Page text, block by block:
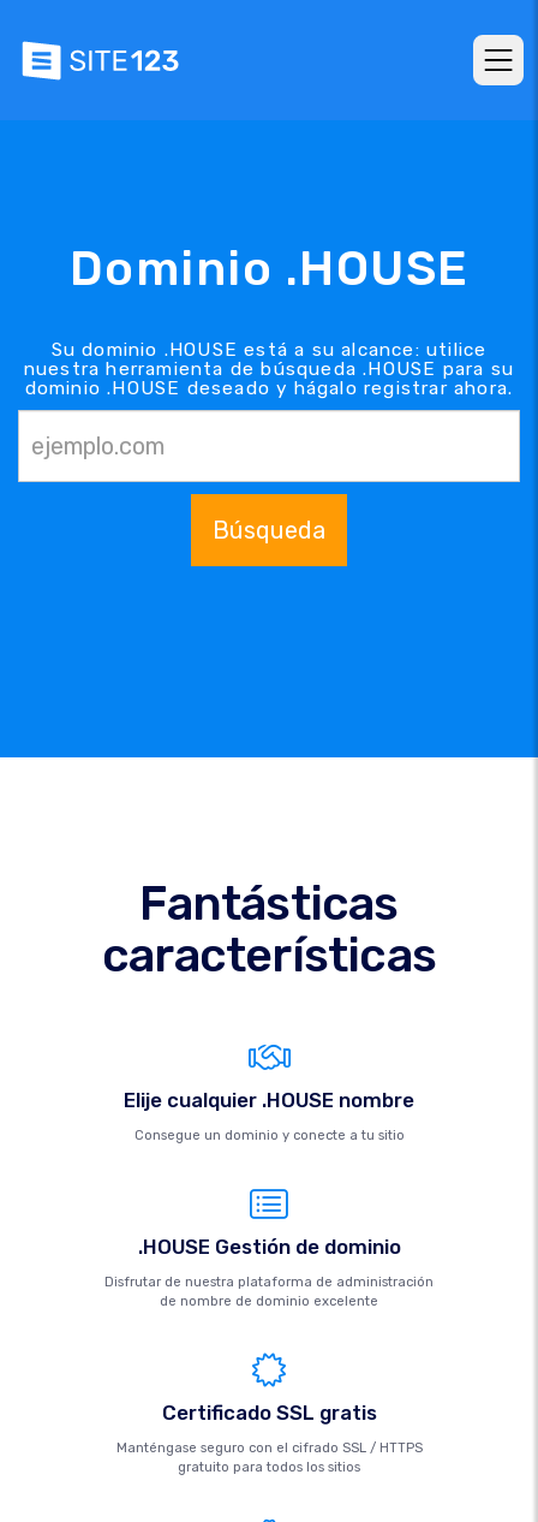
Dominio .HOUSE
Su dominio .HOUSE está a su alcance: utilice
nuestra herramienta de búsqueda .HOUSE para su
dominio .HOUSE deseado y hágalo registrar ahora.
Búsqueda
Fantásticas
características
Elije cualquier .HOUSE nombre
Consegue un dominio y conecte a tu sitio
.HOUSE Gestión de dominio
Disfrutar de nuestra plataforma de administración
de nombre de dominio excelente
Certificado SSL gratis
Manténgase seguro con el cifrado SSL / HTTPS
gratuito para todos los sitios